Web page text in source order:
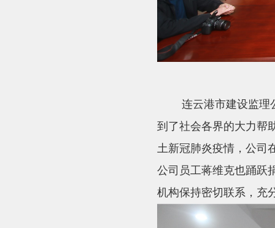
连云港市建设监理
到了社会各界的大力帮
土新冠肺炎疫情，公司
公司员工蒋维克也踊跃
机构保持密切联系，充